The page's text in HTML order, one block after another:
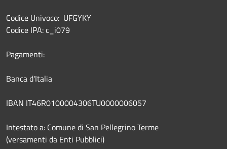
Codice Univoco: UFGYKY
Codice IPA: c_i079
Pagamenti:
Banca d'Italia
IBAN IT46R0100004306TU0000006057
Intestato a: Comune di San Pellegrino Terme
(versamenti da Enti Pubblici)